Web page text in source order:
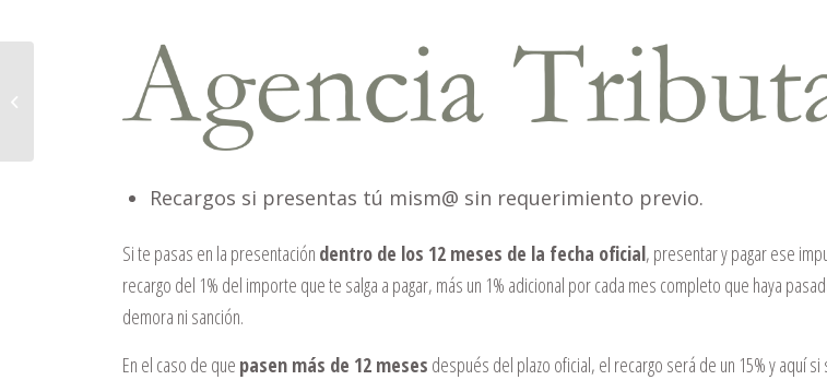
Recargos si presentas tú mism@ sin requerimiento previo.
Si te pasas en la presentación dentro de los 12 meses de la fecha oficial, presentar y pagar ese
recargo del 1% del importe que te salga a pagar, más un 1% adicional por cada mes completo que haya
demora ni sanción.
En el caso de que pasen más de 12 meses después del plazo oficial, el recargo será de un 15% y aquí si
Gestores para mediación de